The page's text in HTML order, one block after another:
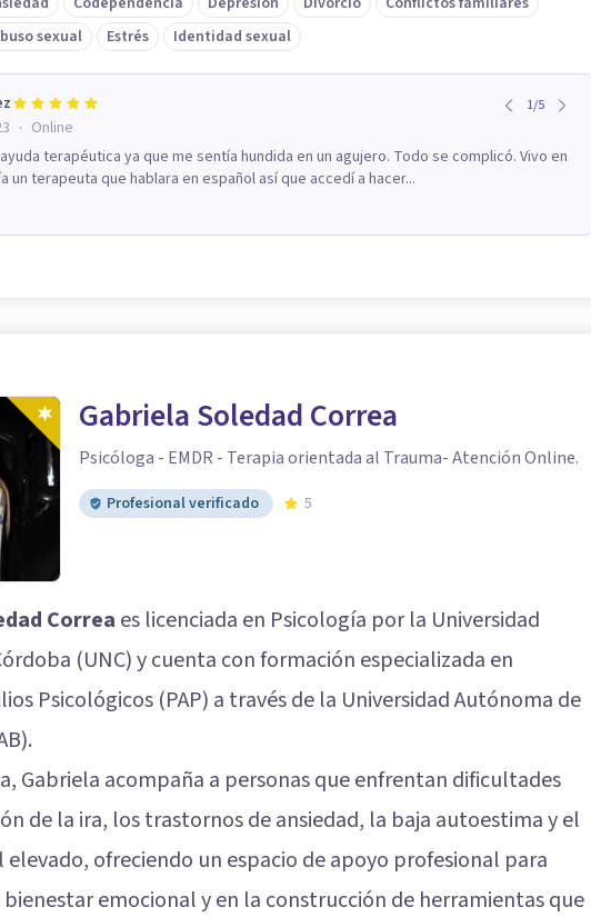
sexual Estrés Identidad sexual
1/5
· Online
terapéutica ya que me sentía hundida en un agujero. Todo se complicó. Vivo en
un terapeuta que hablara en español así que accedí a hacer...
Gabriela Soledad Correa
Psicóloga - EMDR - Terapia orientada al Trauma- Atención Online.
Profesional verificado 5
Correa es licenciada en Psicología por la Universidad
(UNC) y cuenta con formación especializada en
Psicológicos (PAP) a través de la Universidad Autónoma de
Gabriela acompaña a personas que enfrentan dificultades
de la ira, los trastornos de ansiedad, la baja autoestima y el
ofreciendo un espacio de apoyo profesional para
emocional y en la construcción de herramientas que